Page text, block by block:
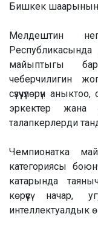
Бишкек шаарынын
Мелдештин
Республикасында
майыптыгы
чеберчилигин
сүзүүчүлөрүн
эркектер жана
талапкерлерди
Чемпионатка
категориясы
катарында
көрүүсү начар,
интеллектуалдык